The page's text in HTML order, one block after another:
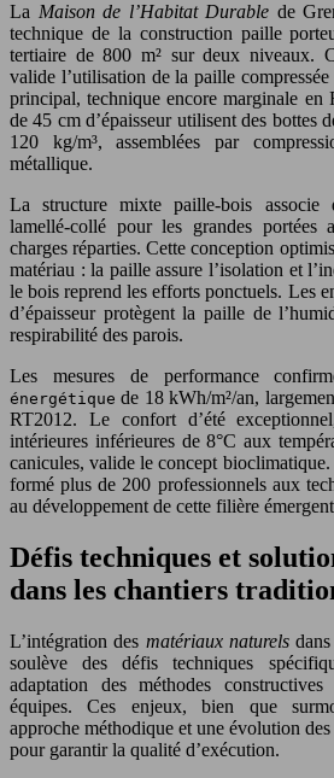
La Maison de l’Habitat Durable de
technique de la construction paille
tertiaire de 800 m² sur deux niveaux.
valide l’utilisation de la paille
principal, technique encore marginale en
de 45 cm d’épaisseur utilisent des bottes
120 kg/m³, assemblées par
métallique.
La structure mixte paille-bois associe
lamellé-collé pour les grandes
charges réparties. Cette conception
matériau : la paille assure l’isolation et
le bois reprend les efforts ponctuels. Les
d’épaisseur protègent la paille de
respirabilité des parois.
Les mesures de performance
énergétique de 18 kWh/m²/an,
RT2012. Le confort d’été
intérieures inférieures de 8°C aux
canicules, valide le concept
formé plus de 200 professionnels aux
au développement de cette filière
Défis techniques et
dans les chantiers
L’intégration des matériaux naturelsdans
soulève des défis techniques
adaptation des méthodes
équipes. Ces enjeux, bien que
approche méthodique et une évolution
pour garantir la qualité d’exécution.